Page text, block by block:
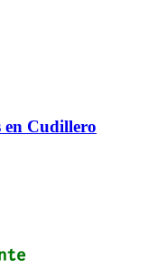
en Cudillero